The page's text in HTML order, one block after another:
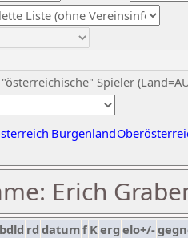
Spieler
Burgenland
Erich
bdld rd datumf Kerg elo+/-